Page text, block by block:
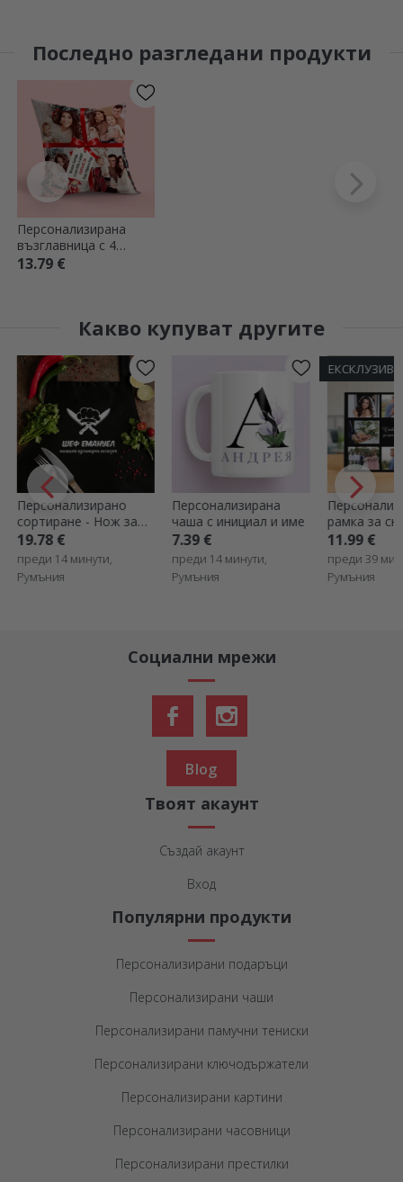
Последно разгледани продукти
Персонализирана
възглавница с 4
снимки и послание -
13.79 €
Какво купуват другите
Персонализирана
чаша с инициал и име
7.39 €
преди 14 минути,
Румъния
Персонализирана
рамка за снимки за
бюро с 8 снимки и
текст - Щастливо
завинаги
11.99 €
преди 39 минути,
Румъния
пенливо
- Royalty
15.98 €
преди 58
Румъния
Социални мрежи
Blog
Твоят акаунт
Създай акаунт
Вход
Популярни продукти
Персонализирани подаръци
Персонализирани чаши
Персонализирани памучни тениски
Персонализирани ключодържатели
Персонализирани картини
Персонализирани часовници
Персонализирани престилки